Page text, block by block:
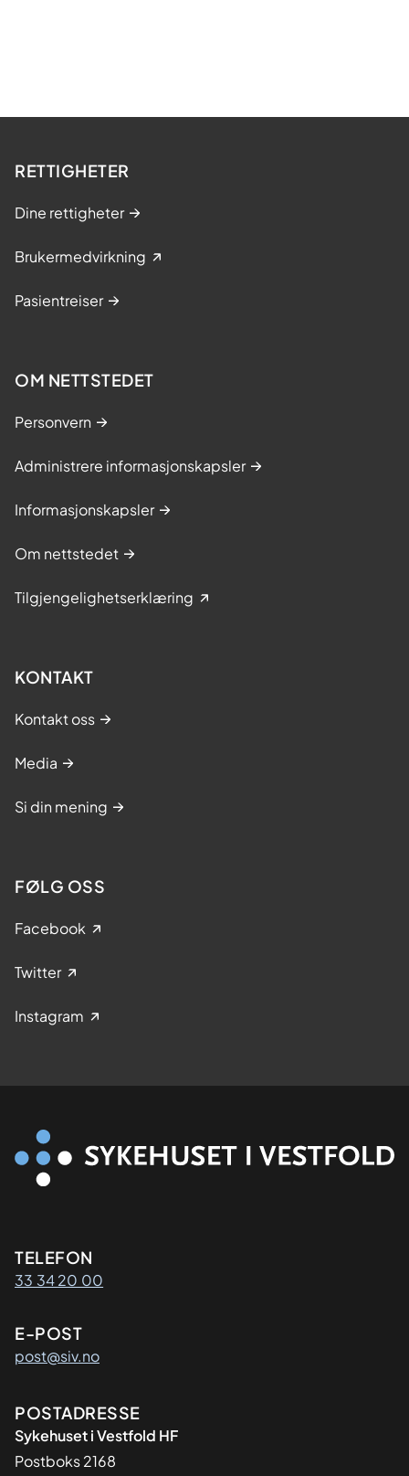
RETTIGHETER
Dine rettigheter
Brukermedvirkning
Pasientreiser
OM NETTSTEDET
Personvern
Administrere informasjonskapsler
Informasjonskapsler
Om nettstedet
Tilgjengelighetserklæring
KONTAKT
Kontakt oss
Media
Si din mening
FØLG OSS
Facebook
Twitter
Instagram
Kontaktinformasjon
TELEFON
33 34 20 00
E-POST
post@siv.no
Adresse
POSTADRESSE
Sykehuset i Vestfold HF
Postboks 2168